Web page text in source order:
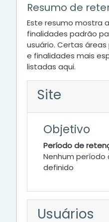
Resumo de
Este resumo mostra
finalidades padrão
usuário. Certas
e finalidades mais
listadas aqui.
Site
Objetivo
Período de
Nenhum
definido
Usuários